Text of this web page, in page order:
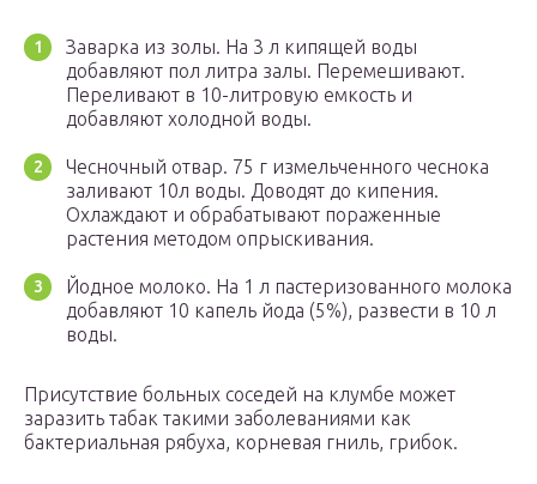
Заварка из золы. На 3 л кипящей воды
добавляют пол литра залы. Перемешивают.
Переливают в 10-литровую емкость и
добавляют холодной воды.
Чесночный отвар. 75 г измельченного чеснока
заливают 10л воды. Доводят до кипения.
Охлаждают и обрабатывают пораженные
растения методом опрыскивания.
Йодное молоко. На 1 л пастеризованного молока
добавляют 10 капель йода (5%), развести в 10 л
воды.
Присутствие больных соседей на клумбе может
заразить табак такими заболеваниями как
бактериальная рябуха, корневая гниль, грибок.